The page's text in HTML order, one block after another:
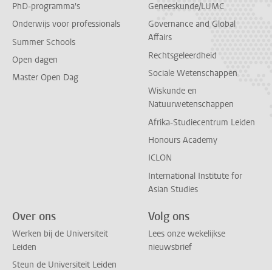
PhD-programma's
Onderwijs voor professionals
Summer Schools
Open dagen
Master Open Dag
Geneeskunde/LUMC
Governance and Global
Affairs
Rechtsgeleerdheid
Sociale Wetenschappen
Wiskunde en
Natuurwetenschappen
Afrika-Studiecentrum Leiden
Honours Academy
ICLON
International Institute for
Asian Studies
Over ons
Werken bij de Universiteit
Leiden
Steun de Universiteit Leiden
Volg ons
Lees onze wekelijkse
nieuwsbrief